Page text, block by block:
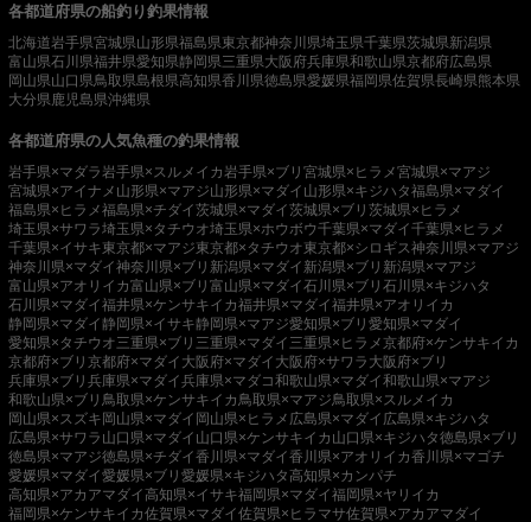
各都道府県の船釣り釣果情報
北海道岩手県宮城県山形県福島県東京都神奈川県埼玉県千葉県茨城県新潟県
富山県石川県福井県愛知県静岡県三重県大阪府兵庫県和歌山県京都府広島県
岡山県山口県鳥取県島根県高知県香川県徳島県愛媛県福岡県佐賀県長崎県熊本県
大分県鹿児島県沖縄県
各都道府県の人気魚種の釣果情報
岩手県×マダラ岩手県×スルメイカ岩手県×ブリ 宮城県×ヒラメ宮城県×マアジ
宮城県×アイナメ 山形県×マアジ山形県×マダイ 山形県×キジハタ福島県×マダイ
福島県×ヒラメ福島県×チダイ茨城県×マダイ茨城県×ブリ 茨城県×ヒラメ
埼玉県×サワラ埼玉県×タチウオ埼玉県×ホウボウ千葉県×マダイ千葉県×ヒラメ
千葉県×イサキ東京都×マアジ東京都×タチウオ東京都×シロギス神奈川県×マアジ
神奈川県×マダイ神奈川県×ブリ 新潟県×マダイ 新潟県×ブリ 新潟県×マアジ
富山県×アオリイカ富山県×ブリ 富山県×マダイ石川県×ブリ 石川県×キジハタ
石川県×マダイ福井県×ケンサキイカ福井県×マダイ福井県×アオリイカ
静岡県×マダイ 静岡県×イサキ静岡県×マアジ愛知県×ブリ 愛知県×マダイ
愛知県×タチウオ三重県×ブリ 三重県×マダイ 三重県×ヒラメ京都府×ケンサキイカ
京都府×ブリ 京都府×マダイ 大阪府×マダイ 大阪府×サワラ 大阪府×ブリ
兵庫県×ブリ 兵庫県×マダイ兵庫県×マダコ和歌山県×マダイ和歌山県×マアジ
和歌山県×ブリ 鳥取県×ケンサキイカ鳥取県×マアジ鳥取県×スルメイカ
岡山県×スズキ 岡山県×マダイ 岡山県×ヒラメ 広島県×マダイ 広島県×キジハタ
広島県×サワラ 山口県×マダイ 山口県×ケンサキイカ 山口県×キジハタ徳島県×ブリ
徳島県×マアジ徳島県×チダイ香川県×マダイ香川県×アオリイカ香川県×マゴチ
愛媛県×マダイ愛媛県×ブリ 愛媛県×キジハタ高知県×カンパチ
高知県×アカアマダイ高知県×イサキ福岡県×マダイ福岡県×ヤリイカ
福岡県×ケンサキイカ佐賀県×マダイ佐賀県×ヒラマサ佐賀県×アカアマダイ